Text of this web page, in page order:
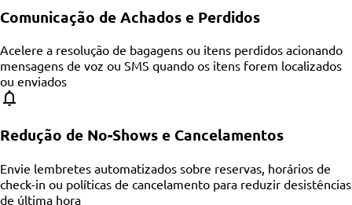
Comunicação de Achados e Perdidos
Acelere a resolução de bagagens ou itens perdidos acionando
mensagens de voz ou SMS quando os itens forem localizados
ou enviados
Redução de No-Shows e Cancelamentos
Envie lembretes automatizados sobre reservas, horários de
check-in ou políticas de cancelamento para reduzir desistências
de última hora